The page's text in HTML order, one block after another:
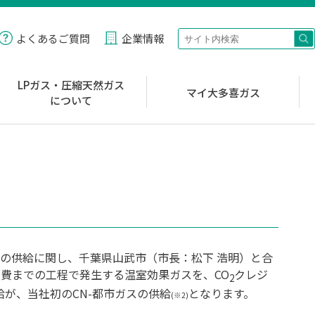
よくあるご質問 企業情報
LPガス・圧縮天然ガス
について
マイ大多喜ガス
給に関し、千葉県山武市（市長：松下 浩明）と合
までの工程で発生する温室効果ガスを、CO2クレジ
、当社初のCN-都市ガスの供給(※2) となります。